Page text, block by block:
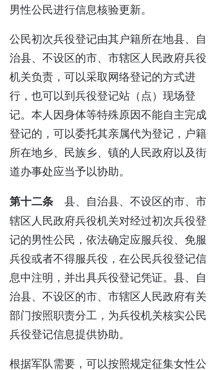
男性公民进行信息核验更新。
公民初次兵役登记由其户籍所在地县、自
治县、不设区的市、市辖区人民政府兵役
机关负责，可以采取网络登记的方式进
行，也可以到兵役登记站（点）现场登
记。本人因身体等特殊原因不能自主完成
登记的，可以委托其亲属代为登记，户籍
所在地乡、民族乡、镇的人民政府以及街
道办事处应当予以协助。
第十二条 县、自治县、不设区的市、市
辖区人民政府兵役机关对经过初次兵役登
记的男性公民，依法确定应服兵役、免服
兵役或者不得服兵役，在公民兵役登记信
息中注明，并出具兵役登记凭证。县、自
治县、不设区的市、市辖区人民政府有关
部门按照职责分工，为兵役机关核实公民
兵役登记信息提供协助。
根据军队需要，可以按照规定征集女性公